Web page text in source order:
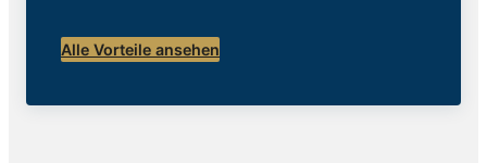
Alle Vorteile ansehen